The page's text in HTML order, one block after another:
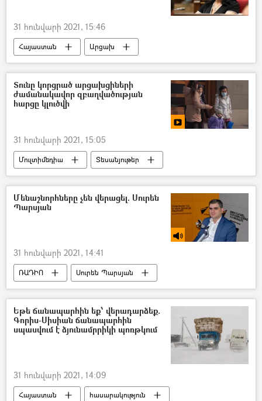
31 հունվարի 2021, 15:46
Հայաստան
Արցախ
Քաղաքականություն
Արցախյան պատերազմ
Սերգեյ Լավրով
Նաիրա Զոհրաբյան
Տունը կորցրած արցախցիների
ժամանակավոր զբաղվածության
հարցը կլուծվի
31 հունվարի 2021, 15:05
Մուլտիմեդիա
Տեսանյութեր
աշխատանք
Արցախյան պատերազմ
Մենաշնորհները չեն վերացել. Սուրեն
Պարսյան
31 հունվարի 2021, 14:41
ՌԱԴԻՈ
Սուրեն Պարսյան
մենաշնորհ
Եթե ճանապարհին եք՝ վերադարձեք.
Գորիս-Սիսիան ճանապարհին
սպասվում է ձյունամրրիկի պոռթկում
31 հունվարի 2021, 14:09
Հայաստան
հասարակություն